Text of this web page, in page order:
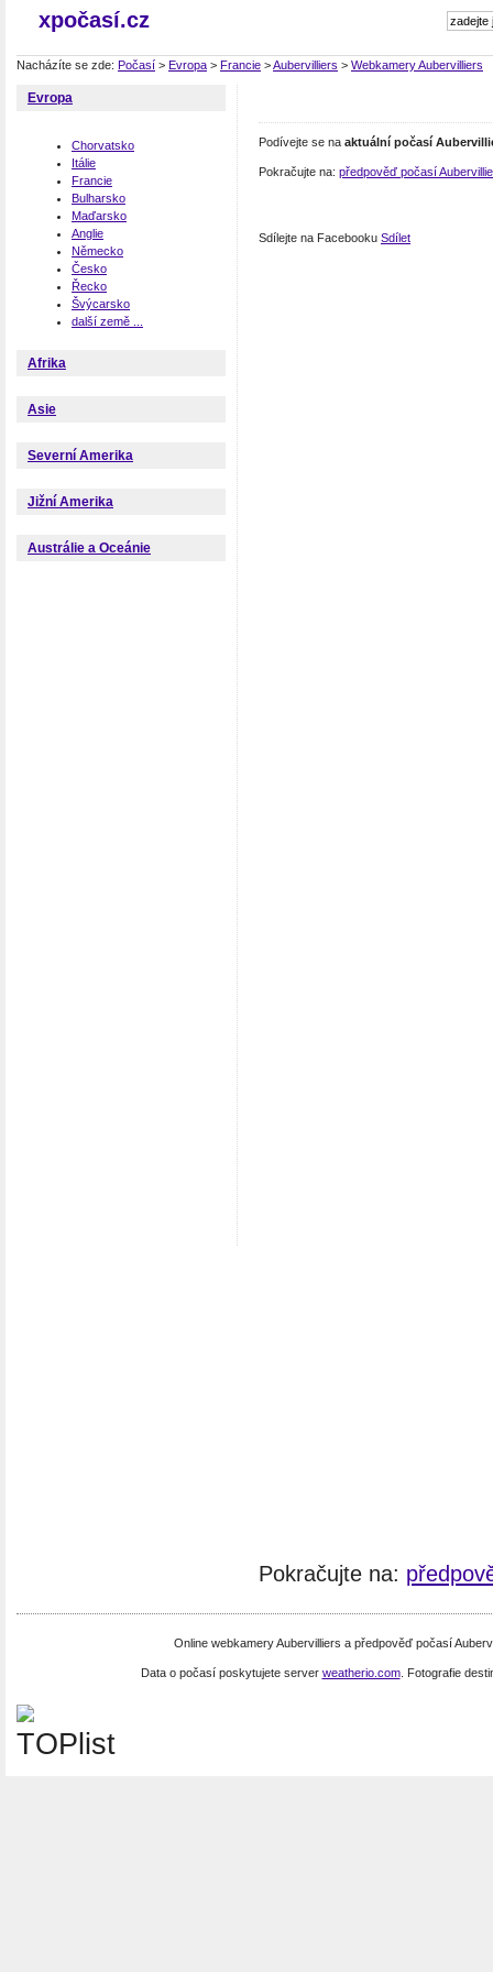
xpočasí.cz
Nacházíte se zde: Počasí > Evropa > Francie >Aubervilliers > Webkamery Aubervilliers
Evropa
Chorvatsko
Itálie
Francie
Bulharsko
Maďarsko
Anglie
Německo
Česko
Řecko
Švýcarsko
další země ...
Afrika
Asie
Severní Amerika
Jižní Amerika
Austrálie a Oceánie
Podívejte se na aktuální počasí
Pokračujte na: předpověď počasí
Sdílejte na Facebooku Sdílet
Pokračujte na:
Online webkamery Aubervilliers a předpověď počasí
Data o počasí poskytujete server weatherio.com. Fotografie